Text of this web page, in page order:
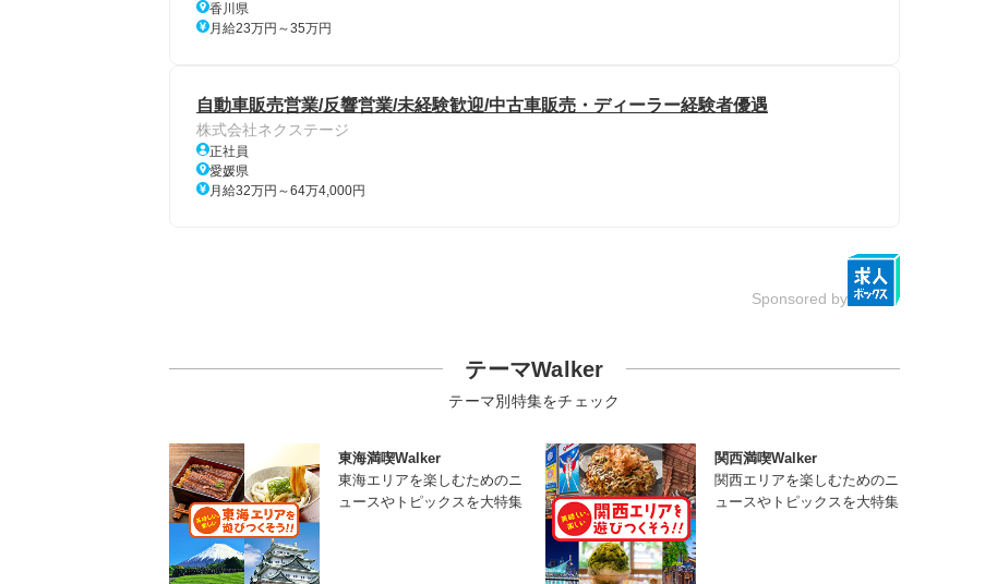
香川県
月給23万円～35万円
自動車販売営業/反響営業/未経験歓迎/中古車販売・ディーラー経験者優遇
株式会社ネクステージ
正社員
愛媛県
月給32万円～64万4,000円
Sponsored by
テーマWalker
テーマ別特集をチェック
東海満喫Walker
東海エリアを楽しむためのニ
ュースやトピックスを大特集
関西満喫Walker
関西エリアを楽しむためのニ
ュースやトピックスを大特集